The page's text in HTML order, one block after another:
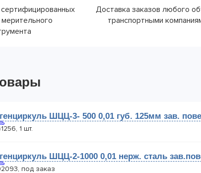
Доставка заказов любого
транспортными
ШЦЦ-3- 500 0,01 губ. 125мм зав.
1 шт.
ШЦЦ-2-1000 0,01 нерж. сталь
под заказ